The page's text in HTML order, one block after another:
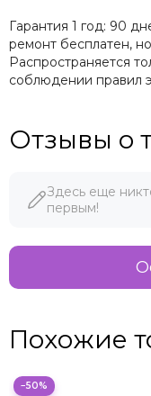
Гарантия 1 год: 90
ремонт бесплатен,
Распространяется
соблюдении правил
Отзывы о
Здесь еще
первым!
Похожие
−50%